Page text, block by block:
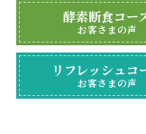
酵素断食コー
お客さまの声
リフレッシュコ
お客さまの声